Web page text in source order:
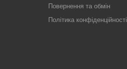
Повернення та обмін
Політика конфіденційності